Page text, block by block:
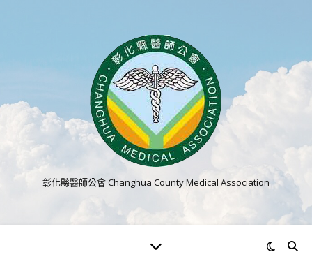
彰化縣醫師公會 Changhua County Medical Association